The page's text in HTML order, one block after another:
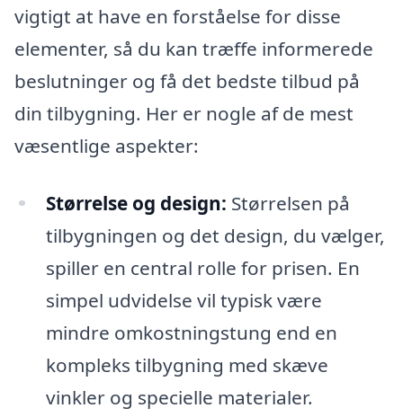
vigtigt at have en forståelse for disse
elementer, så du kan træffe informerede
beslutninger og få det bedste tilbud på
din tilbygning. Her er nogle af de mest
væsentlige aspekter:
Størrelse og design: Størrelsen på
tilbygningen og det design, du vælger,
spiller en central rolle for prisen. En
simpel udvidelse vil typisk være
mindre omkostningstung end en
kompleks tilbygning med skæve
vinkler og specielle materialer.